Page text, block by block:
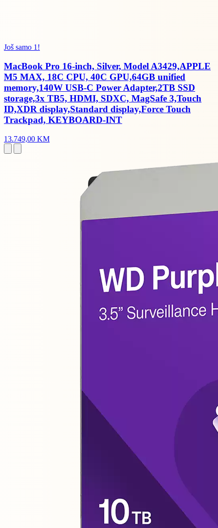
Još samo 1!
MacBook Pro 16-inch, Silver, Model A3429,APPLE
M5 MAX, 18C CPU, 40C GPU,64GB unified
memory,140W USB-C Power Adapter,2TB SSD
storage,3x TB5, HDMI, SDXC, MagSafe 3,Touch
ID,XDR display,Standard display,Force Touch
Trackpad, KEYBOARD-INT
13.749,00 KM